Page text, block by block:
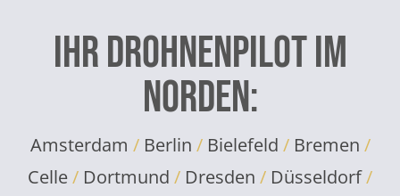
Ihr Drohnenpilot im
Norden:
Amsterdam / Berlin / Bielefeld / Bremen /
Celle/ Dortmund / Dresden / Düsseldorf/